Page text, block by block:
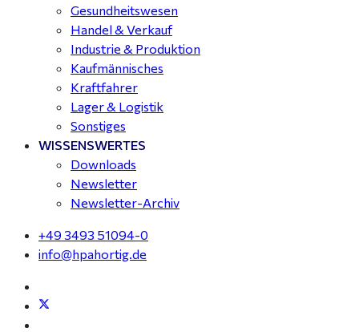
Gesundheitswesen
Handel & Verkauf
Industrie & Produktion
Kaufmännisches
Kraftfahrer
Lager & Logistik
Sonstiges
WISSENSWERTES
Downloads
Newsletter
Newsletter-Archiv
+49 3493 51094-0
info@hpahortig.de